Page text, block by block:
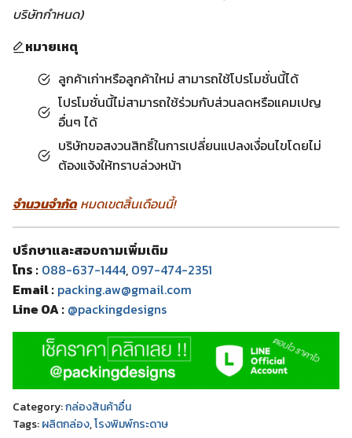
บริษัทกำหนด)
หมายเหตุ
ลูกค้าเก่าหรือลูกค้าใหม่ สามารถใช้โปรโมชั่นนี้ได้
โปรโมชั่นนี้ไม่สามารถใช้ร่วมกับส่วนลดหรือแคมเปญ
อื่นๆ ได้
บริษัทขอสงวนสิทธิ์ในการเปลี่ยนแปลงเงื่อนไขโดยไม่
ต้องแจ้งให้ทราบล่วงหน้า
จำนวนจำกัดหมดเขตสิ้นเดือนนี้!
ปรึกษาและสอบถามเพิ่มเติม
โทร : 088-637-1444, 097-474-2351
Email : packing.aw@gmail.com
Line OA : @packingdesigns
Category:กล่องสินค้าอื่น
Tags:ผลิตกล่อง,โรงพิมพ์กระดาษ